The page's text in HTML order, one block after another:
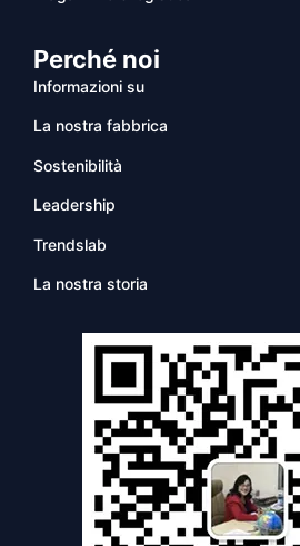
Perché noi
Informazioni su
La nostra fabbrica
Sostenibilità
Leadership
Trendslab
La nostra storia